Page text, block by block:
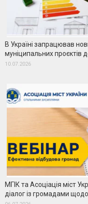
В Україні запрацював
муніципальних проєктів
10.07.2026
МГІК та Асоціація міст
діалог із громадами